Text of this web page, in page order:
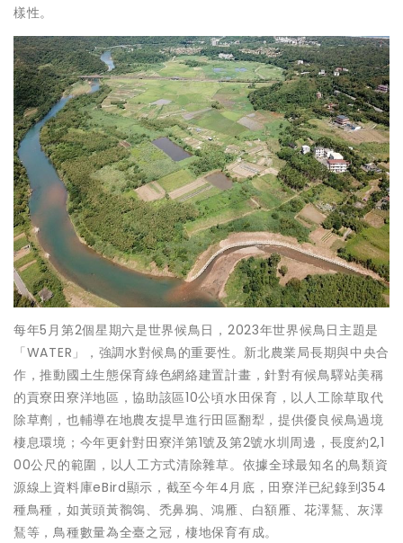
樣性。
每年5月第2個星期六是世界候鳥日，2023年世界候鳥日主題是
「WATER」，強調水對候鳥的重要性。新北農業局長期與中央合
作，推動國土生態保育綠色網絡建置計畫，針對有候鳥驛站美稱
的貢寮田寮洋地區，協助該區10公頃水田保育，以人工除草取代
除草劑，也輔導在地農友提早進行田區翻犁，提供優良候鳥過境
棲息環境；今年更針對田寮洋第1號及第2號水圳周邊，長度約2,1
00公尺的範圍，以人工方式清除雜草。依據全球最知名的鳥類資
源線上資料庫eBird顯示，截至今年4月底，田寮洋已紀錄到354
種鳥種，如黃頭黃鶺鴒、禿鼻鴉、鴻雁、白額雁、花澤鵟、灰澤
鵟等，鳥種數量為全臺之冠，棲地保育有成。